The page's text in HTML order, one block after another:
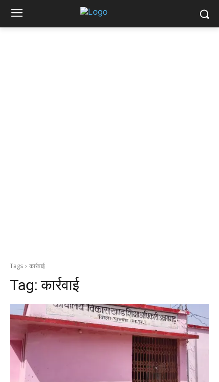
Tags कार्रवाई
Tag:कार्रवाई